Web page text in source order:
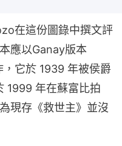
在這份圖錄中撰文評
應以Ganay版本
，它於 1939 年被侯爵
1999 年在蘇富比拍
現存《救世主》並沒